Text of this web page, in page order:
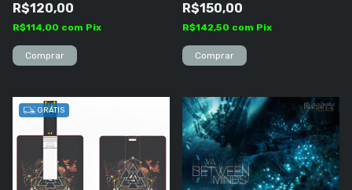
R$120,00
R$114,00 com Pix
R$150,00
R$142,50 com Pix
GRÁTIS